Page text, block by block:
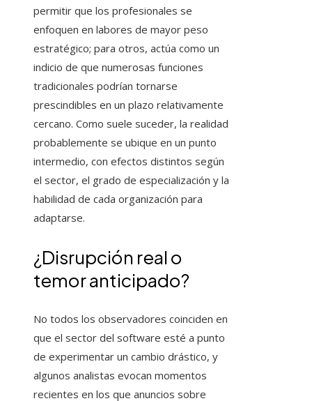
permitir que los profesionales se
enfoquen en labores de mayor peso
estratégico; para otros, actúa como un
indicio de que numerosas funciones
tradicionales podrían tornarse
prescindibles en un plazo relativamente
cercano. Como suele suceder, la realidad
probablemente se ubique en un punto
intermedio, con efectos distintos según
el sector, el grado de especialización y la
habilidad de cada organización para
adaptarse.
¿Disrupción real o
temor anticipado?
No todos los observadores coinciden en
que el sector del software esté a punto
de experimentar un cambio drástico, y
algunos analistas evocan momentos
recientes en los que anuncios sobre